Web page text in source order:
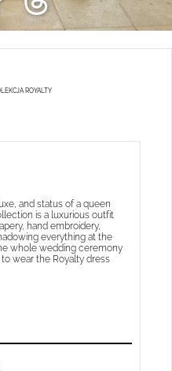
ROYALTY
and status of a queen
is a luxurious outfit
hand embroidery,
everything at the
whole wedding ceremony
wear the Royalty dress